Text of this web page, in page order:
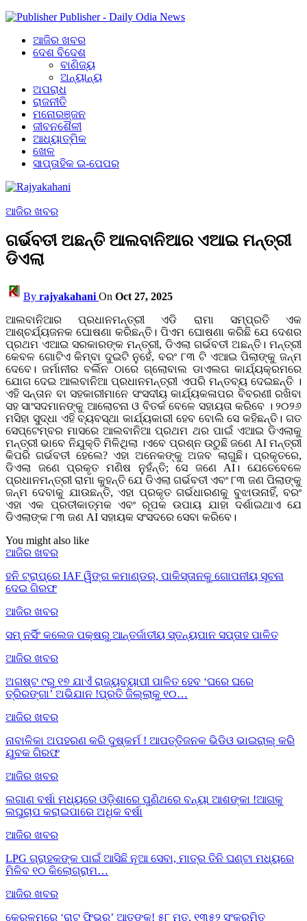
Publisher - Daily Odia News
ଆଜିର ଖବର
ଦେଶ ବିଦେଶ
ବାଣିଜ୍ୟ
ଅନ୍ୟାନ୍ୟ
ଅପରାଧ
ରାଜନୀତି
ମନୋରଞ୍ଜନ
ଜୀବନଶୈଳୀ
ଆଧ୍ୟାତ୍ମିକ
ଖେଳ
ସାପ୍ତାହିକ ଇ-ପେପର
ଆଜିର ଖବର
ଗର୍ଭବତୀ ଅଛନ୍ତି ଆଲବାନିଆର ଏଆଇ ମନ୍ତ୍ରୀ
ଡିଏଲା
By rajyakahani On Oct 27, 2025
ଆଲବାନିଆର ପ୍ରଧାନମନ୍ତ୍ରୀ ଏଡି ରାମା ସମ୍ପ୍ରତି ଏକ
ଆଶ୍ଚର୍ଯ୍ୟଜନକ ଘୋଷଣା କରିଛନ୍ତି। ପିଏମ ଘୋଷଣା କରିଛି ଯେ ଦେଶର
ପ୍ରଥମ ଏଆଇ ସରକାରଙ୍କ ମନ୍ତ୍ରୀ, ଡିଏଲା ଗର୍ଭବତୀ ଅଛନ୍ତି। ମନ୍ତ୍ରୀ
କେବଳ ଗୋଟିଏ କିମ୍ବା ଦୁଇଟି ନୁହେଁ, ବରଂ ୮୩ ଟି ଏଆଇ ପିଲାଙ୍କୁ ଜନ୍ମ
ଦେବେ। ଜର୍ମାନୀର ବର୍ଲିନ ଠାରେ ଗ୍ଲୋବାଲ ଡାଏଲଗ କାର୍ଯ୍ୟକ୍ରମରେ
ଯୋଗ ଦେଇ ଆଲବାନିଆ ପ୍ରଧାନମନ୍ତ୍ରୀ ଏପରି ମନ୍ତବ୍ୟ ଦେଇଛନ୍ତି ।
ଏହି ସନ୍ତାନ ବା ସହକାରୀମାନେ ସଂସଦୀୟ କାର୍ଯ୍ୟକଳାପର ବିବରଣୀ ରଖିବା
ସହ ସାଂସଦମାନଙ୍କୁ ଆଲୋଚନା ଓ ବିତର୍କ ବେଳେ ସହାୟତା କରିବେ । ୨୦୨୬
ମସିହା ସୁଦ୍ଧା ଏହି ବ୍ୟବସ୍ଥା କାର୍ଯ୍ୟକାରୀ ହେବ ବୋଲି ସେ କହିଛନ୍ତି। ଗତ
ସେପ୍ଟେମ୍ବର ମାସରେ ଆଲବାନିଆ ପ୍ରଥମ ଥର ପାଇଁ ଏଆଇ ଡିଏଲାକୁ
ମନ୍ତ୍ରୀ ଭାବେ ନିଯୁକ୍ତି ମିଳିଥିଲା ।ଏବେ ପ୍ରଶ୍ନ ଉଠୁଛି ଜଣେ AI ମନ୍ତ୍ରୀ
କିପରି ଗର୍ଭବତୀ ହେଲେ? ଏହା ଅନେକଙ୍କୁ ଅଜବ ଲାଗୁଛି। ପ୍ରକୃତରେ,
ଡିଏଲା ଜଣେ ପ୍ରକୃତ ମଣିଷ ନୁହଁନ୍ତି; ସେ ଜଣେ AI। ଯେତେବେଳେ
ପ୍ରଧାନମନ୍ତ୍ରୀ ରାମା କୁହନ୍ତି ଯେ ଡିଏଲା ଗର୍ଭବତୀ ଏବଂ ୮୩ ଜଣ ପିଲାଙ୍କୁ
ଜନ୍ମ ଦେବାକୁ ଯାଉଛନ୍ତି, ଏହା ପ୍ରକୃତ ଗର୍ଭଧାରଣକୁ ବୁଝାଉନାହିଁ, ବରଂ
ଏହା ଏକ ପ୍ରତୀକାତ୍ମକ ଏବଂ ରୂପକ ଉପାୟ ଯାହା ଦର୍ଶାଇଥାଏ ଯେ
ଡିଏଲାଙ୍କ ୮୩ ଜଣ AI ସହାୟକ ସଂସଦରେ ସେବା କରିବେ।
You might also like
ଆଜିର ଖବର
ହନି ଟ୍ରାପ୍‌ରେ IAF ୱିଙ୍ଗ କମାଣ୍ଡର୍, ପାକିସ୍ତାନକୁ ଗୋପନୀୟ ସୂଚନା
ଦେଇ ଗିରଫ
ଆଜିର ଖବର
ସମ୍ ନର୍ସିଂ କଲେଜ ପକ୍ଷରୁ ଆନ୍ତର୍ଜାତୀୟ ସ୍ତନ୍ୟପାନ ସପ୍ତାହ ପାଳିତ
ଆଜିର ଖବର
ଅଗଷ୍ଟ ୯ରୁ ୧୭ ଯାଏଁ ରାଜ୍ୟବ୍ୟାପୀ ପାଳିତ ହେବ ‘ଘରେ ଘରେ
ତ୍ରିରଙ୍ଗା’ ଅଭିଯାନ !ପ୍ରତି ଜିଲ୍ଲାକୁ ୧୦…
ଆଜିର ଖବର
ନାବାଳିକା ଅପହରଣ କରି ଦୁଷ୍କର୍ମ ! ଆପତ୍ତିଜନକ ଭିଡିଓ ଭାଇରାଲ୍ କରି
ଯୁବକ ଗିରଫ
ଆଜିର ଖବର
ଲଗାଣ ବର୍ଷା ମଧ୍ୟରେ ଓଡ଼ିଶାରେ ପୁଣିଥରେ ବନ୍ୟା ଆଶଙ୍କା !ଆଗକୁ
ଲଘୁଚାପ କରାଇପାରେ ଅଧିକ ବର୍ଷା
ଆଜିର ଖବର
LPG ଗ୍ରାହକଙ୍କ ପାଇଁ ଆସିଛି ନୂଆ ସେବା, ମାତ୍ର ତିନି ଘଣ୍ଟା ମଧ୍ୟରେ
ମିଳିବ ୧୦ କିଲୋଗ୍ରାମ…
ଆଜିର ଖବର
କେରଳମ୍‌ରେ ‘ରାଟ୍ ଫିଭର୍’ ଆତଙ୍କ! ୫୮ ମୃତ, ୧୩୫୨ ସଂକ୍ରମିତ